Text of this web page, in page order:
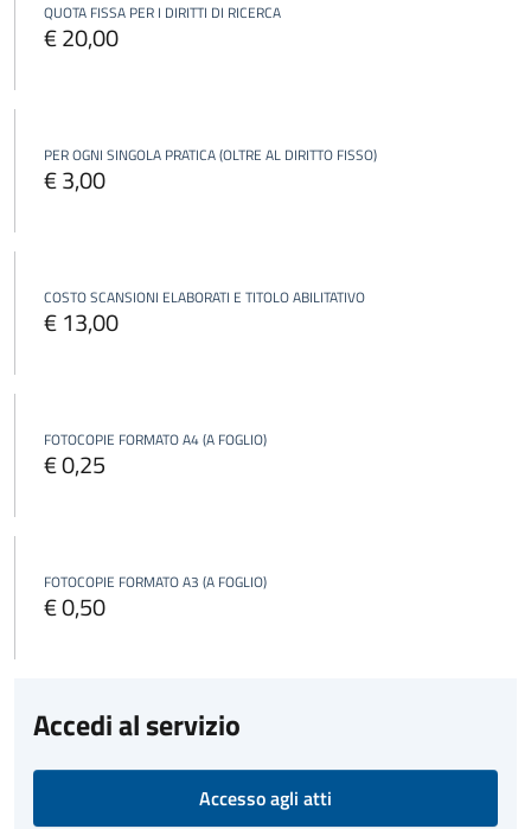
QUOTA FISSA PER I DIRITTI DI RICERCA
€ 20,00
PER OGNI SINGOLA PRATICA (OLTRE AL DIRITTO FISSO)
€ 3,00
COSTO SCANSIONI ELABORATI E TITOLO ABILITATIVO
€ 13,00
FOTOCOPIE FORMATO A4 (A FOGLIO)
€ 0,25
FOTOCOPIE FORMATO A3 (A FOGLIO)
€ 0,50
Accedi al servizio
Accesso agli atti